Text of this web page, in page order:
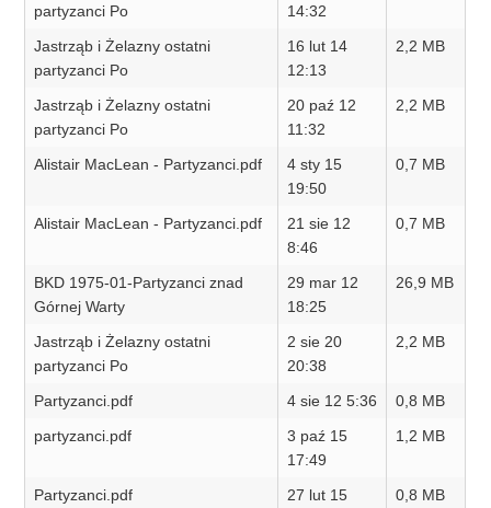
partyzanci Po
14:32
Jastrząb i Żelazny ostatni
partyzanci Po
16 lut 14
12:13
2,2 MB
Jastrząb i Żelazny ostatni
partyzanci Po
20 paź 12
11:32
2,2 MB
Alistair MacLean - Partyzanci.pdf
4 sty 15
19:50
0,7 MB
Alistair MacLean - Partyzanci.pdf
21 sie 12
8:46
0,7 MB
BKD 1975-01-Partyzanci znad
Górnej Warty
29 mar 12
18:25
26,9 MB
Jastrząb i Żelazny ostatni
partyzanci Po
2 sie 20
20:38
2,2 MB
Partyzanci.pdf 4 sie 12 5:36
0,8 MB
partyzanci.pdf
3 paź 15
17:49
1,2 MB
Partyzanci.pdf
27 lut 15
0,8 MB